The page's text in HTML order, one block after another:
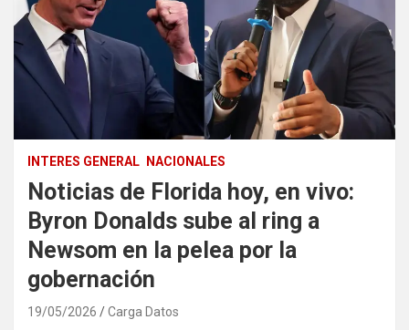
INTERES GENERAL NACIONALES
Noticias de Florida hoy, en vivo:
Byron Donalds sube al ring a
Newsom en la pelea por la
gobernación
19/05/2026 Carga Datos